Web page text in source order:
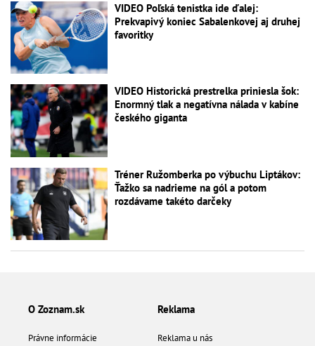
VIDEO Poľská tenistka ide ďalej:
Prekvapivý koniec Sabalenkovej aj druhej
favoritky
VIDEO Historická prestrelka priniesla šok:
Enormný tlak a negatívna nálada v kabíne
českého giganta
Tréner Ružomberka po výbuchu Liptákov:
Ťažko sa nadrieme na gól a potom
rozdávame takéto darčeky
O Zoznam.sk
Právne informácie
Reklama
Reklama u nás